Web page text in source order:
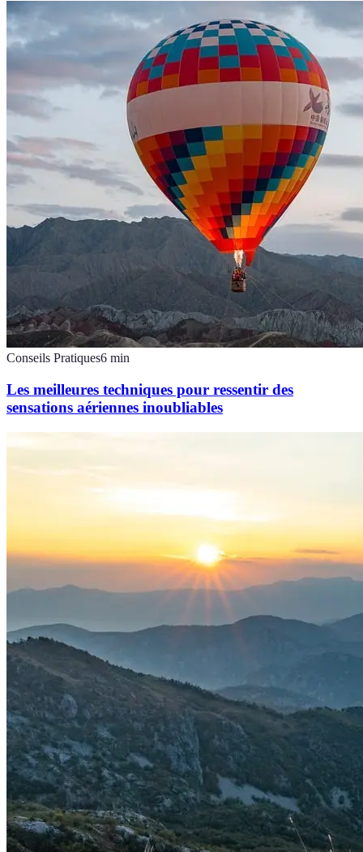
Conseils Pratiques6 min
Les meilleures techniques pour ressentir des
sensations aériennes inoubliables